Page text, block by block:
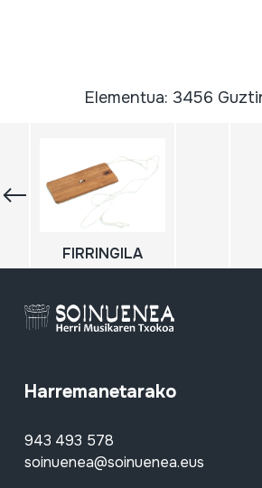
Elementua: 3456
FIRRINGILA
Harremanetarako
943 493 578
soinuenea@soinuenea.eus